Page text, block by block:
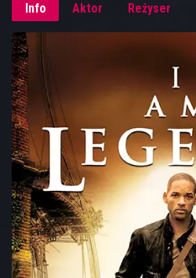
Info Aktor Reżyser